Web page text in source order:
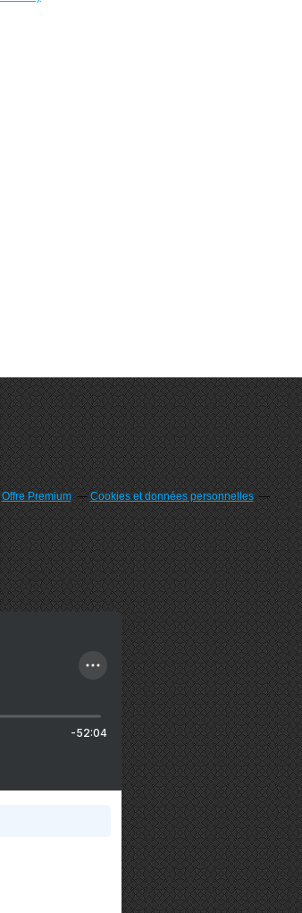
Offre Premium
Cookies et données personnelles
-52:04